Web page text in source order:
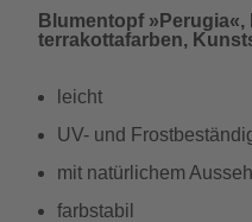
Blumentopf »Perugia«,
terrakottafarben,
leicht
UV- und
mit natürlichem
farbstabil